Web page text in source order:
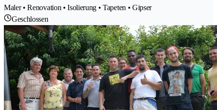
Maler • Renovation • Isolierung • Tapeten • Gipser
Geschlossen